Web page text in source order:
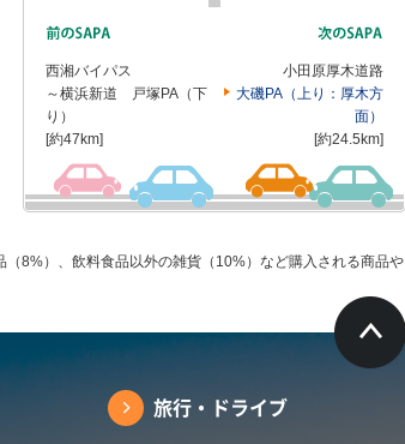
西湘バイパス
～横浜新道 戸塚PA（下
り）
[約47km]
小田原厚木道路
大磯PA（上り：厚木方
面）
[約24.5km]
8%）、飲料食品以外の雑貨（10%）など購入される商品や
旅行・ドライブ